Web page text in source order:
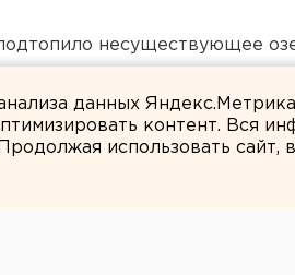
несуществующее
данных
контент. Вся
использовать